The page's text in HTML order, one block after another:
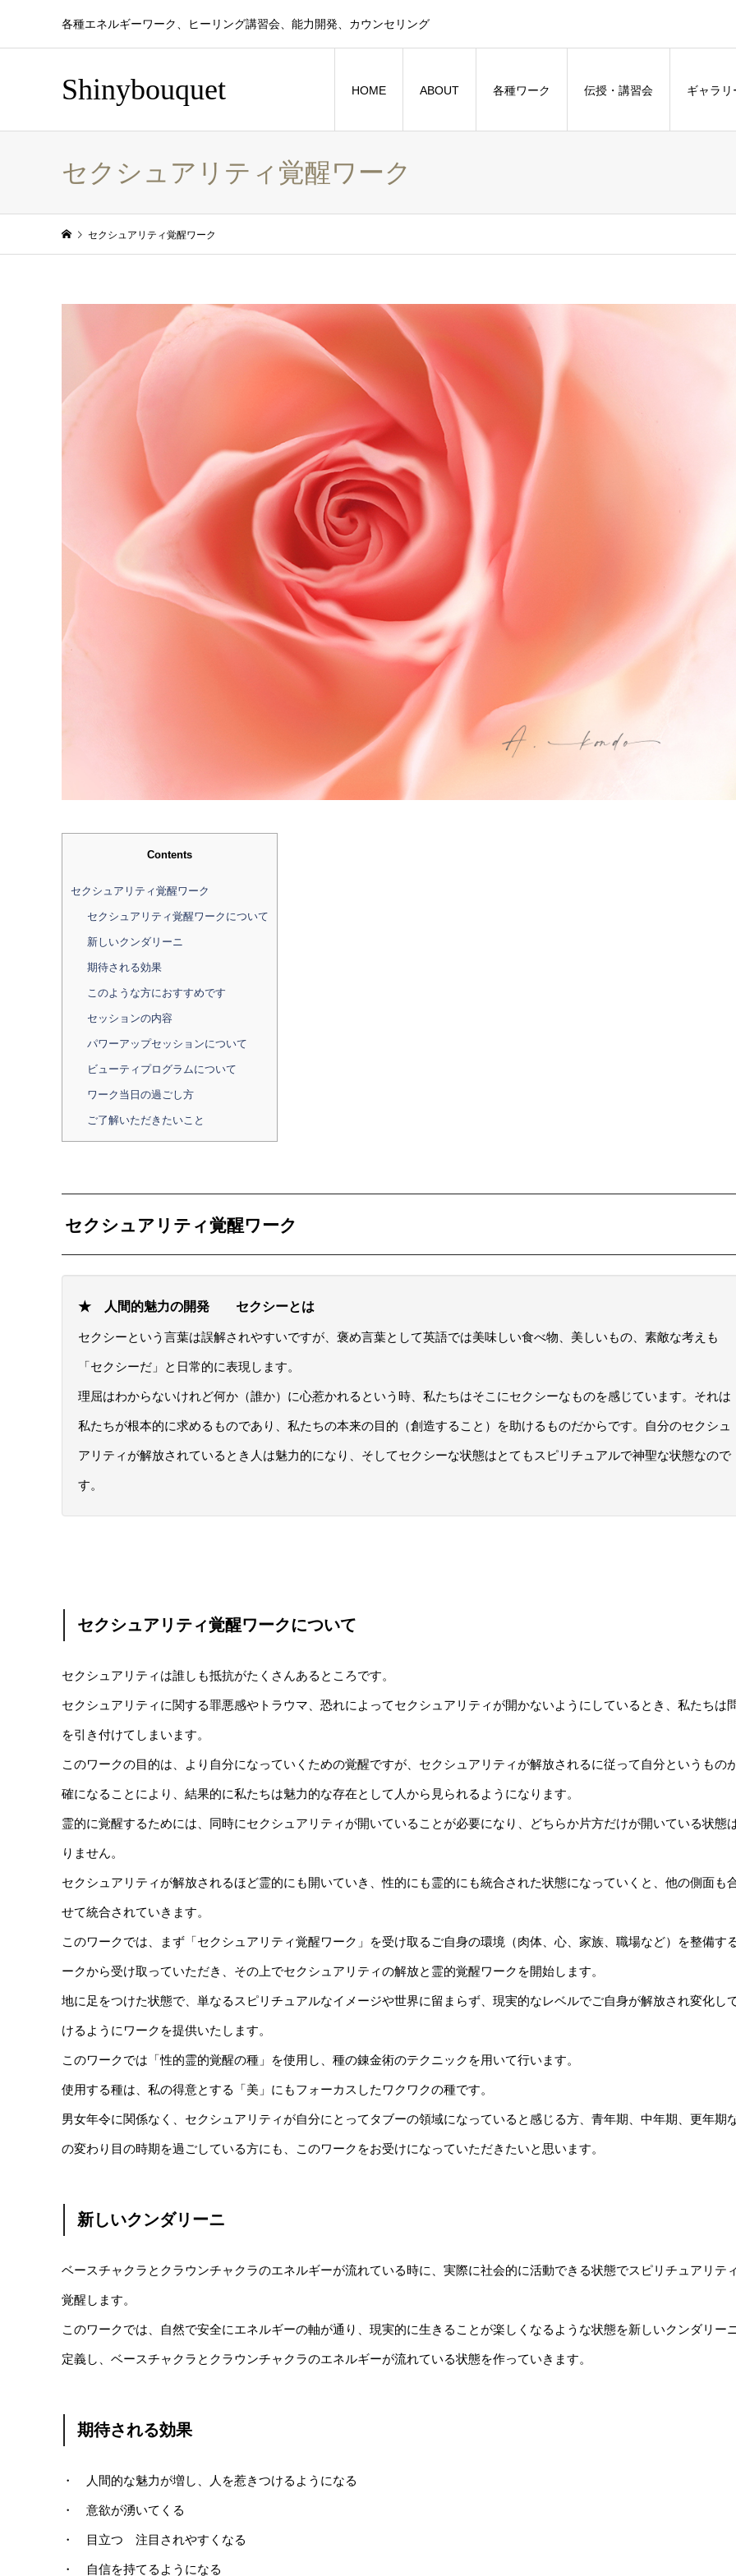
各種エネルギーワーク、ヒーリング講習会、能力開発、カウンセリング
Shinybouquet HOME ABOUT 各種ワーク 伝授・講習会 ギャラリ
セクシュアリティ覚醒ワーク
セクシュアリティ覚醒ワーク
Contents
セクシュアリティ覚醒ワーク
セクシュアリティ覚醒ワークについて
新しいクンダリーニ
期待される効果
このような方におすすめです
セッションの内容
パワーアップセッションについて
ビューティプログラムについて
ワーク当日の過ごし方
ご了解いただきたいこと
セクシュアリティ覚醒ワーク
★ 人間的魅力の開発 セクシーとは
セクシーという言葉は誤解されやすいですが、褒め言葉として英語では美味しい食べ物、美しいもの、素敵な考えも
「セクシーだ」と日常的に表現します。
理屈はわからないけれど何か（誰か）に心惹かれるという時、私たちはそこにセクシーなものを感じています。それは
私たちが根本的に求めるものであり、私たちの本来の目的（創造すること）を助けるものだからです。自分のセクシュ
アリティが解放されているとき人は魅力的になり、そしてセクシーな状態はとてもスピリチュアルで神聖な状態なので
す。
セクシュアリティ覚醒ワークについて
セクシュアリティは誰しも抵抗がたくさんあるところです。
セクシュアリティに関する罪悪感やトラウマ、恐れによってセクシュアリティが開かないようにしているとき、私たちは
を引き付けてしまいます。
このワークの目的は、より自分になっていくための覚醒ですが、セクシュアリティが解放されるに従って自分というもの
確になることにより、結果的に私たちは魅力的な存在として人から見られるようになります。
霊的に覚醒するためには、同時にセクシュアリティが開いていることが必要になり、どちらか片方だけが開いている状態
りません。
セクシュアリティが解放されるほど霊的にも開いていき、性的にも霊的にも統合された状態になっていくと、他の側面も
せて統合されていきます。
このワークでは、まず「セクシュアリティ覚醒ワーク」を受け取るご自身の環境（肉体、心、家族、職場など）を整備す
ークから受け取っていただき、その上でセクシュアリティの解放と霊的覚醒ワークを開始します。
地に足をつけた状態で、単なるスピリチュアルなイメージや世界に留まらず、現実的なレベルでご自身が解放され変化し
けるようにワークを提供いたします。
このワークでは「性的霊的覚醒の種」を使用し、種の錬金術のテクニックを用いて行います。
使用する種は、私の得意とする「美」にもフォーカスしたワクワクの種です。
男女年令に関係なく、セクシュアリティが自分にとってタブーの領域になっていると感じる方、青年期、中年期、更年期
の変わり目の時期を過ごしている方にも、このワークをお受けになっていただきたいと思います。
新しいクンダリーニ
ベースチャクラとクラウンチャクラのエネルギーが流れている時に、実際に社会的に活動できる状態でスピリチュアリテ
覚醒します。
このワークでは、自然で安全にエネルギーの軸が通り、現実的に生きることが楽しくなるような状態を新しいクンダリー
定義し、ベースチャクラとクラウンチャクラのエネルギーが流れている状態を作っていきます。
期待される効果
・ 人間的な魅力が増し、人を惹きつけるようになる
・ 意欲が湧いてくる
・ 目立つ 注目されやすくなる
・ 自信を持てるようになる